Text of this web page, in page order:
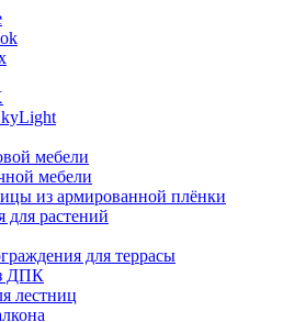
мебели
мебели
из армированной плёнки
растений
для террасы
ДПК
лестниц